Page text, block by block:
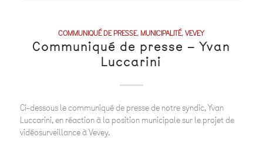
COMMUNIQUÉ DE PRESSE, MUNICIPALITÉ,VEVEY
Communiqué de presse – Yvan
Luccarini
Ci-dessous le communiqué de presse de notre syndic, Yvan
Luccarini, en réaction à la position municipale sur le projet de
vidéosurveillance à Vevey.